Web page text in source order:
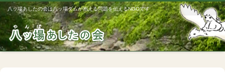
八ッ場あしたの会は八ッ場ダムが抱える問題を伝えるNGOです